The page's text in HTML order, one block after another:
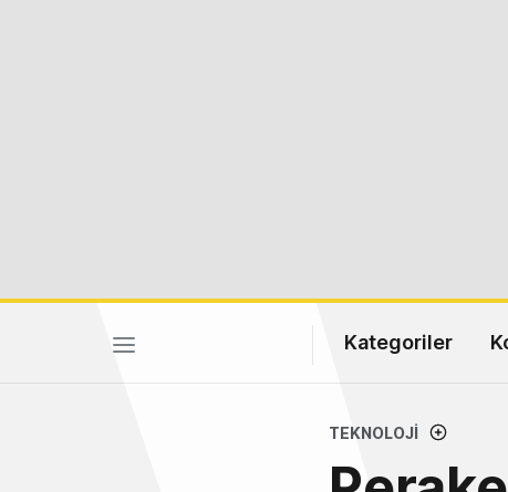
Kategoriler
TEKNOLOJI